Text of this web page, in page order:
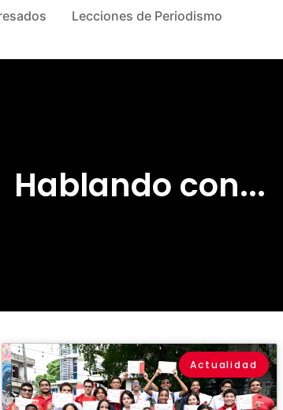
Lecciones de Periodismo
Hablando con...
Actualidad